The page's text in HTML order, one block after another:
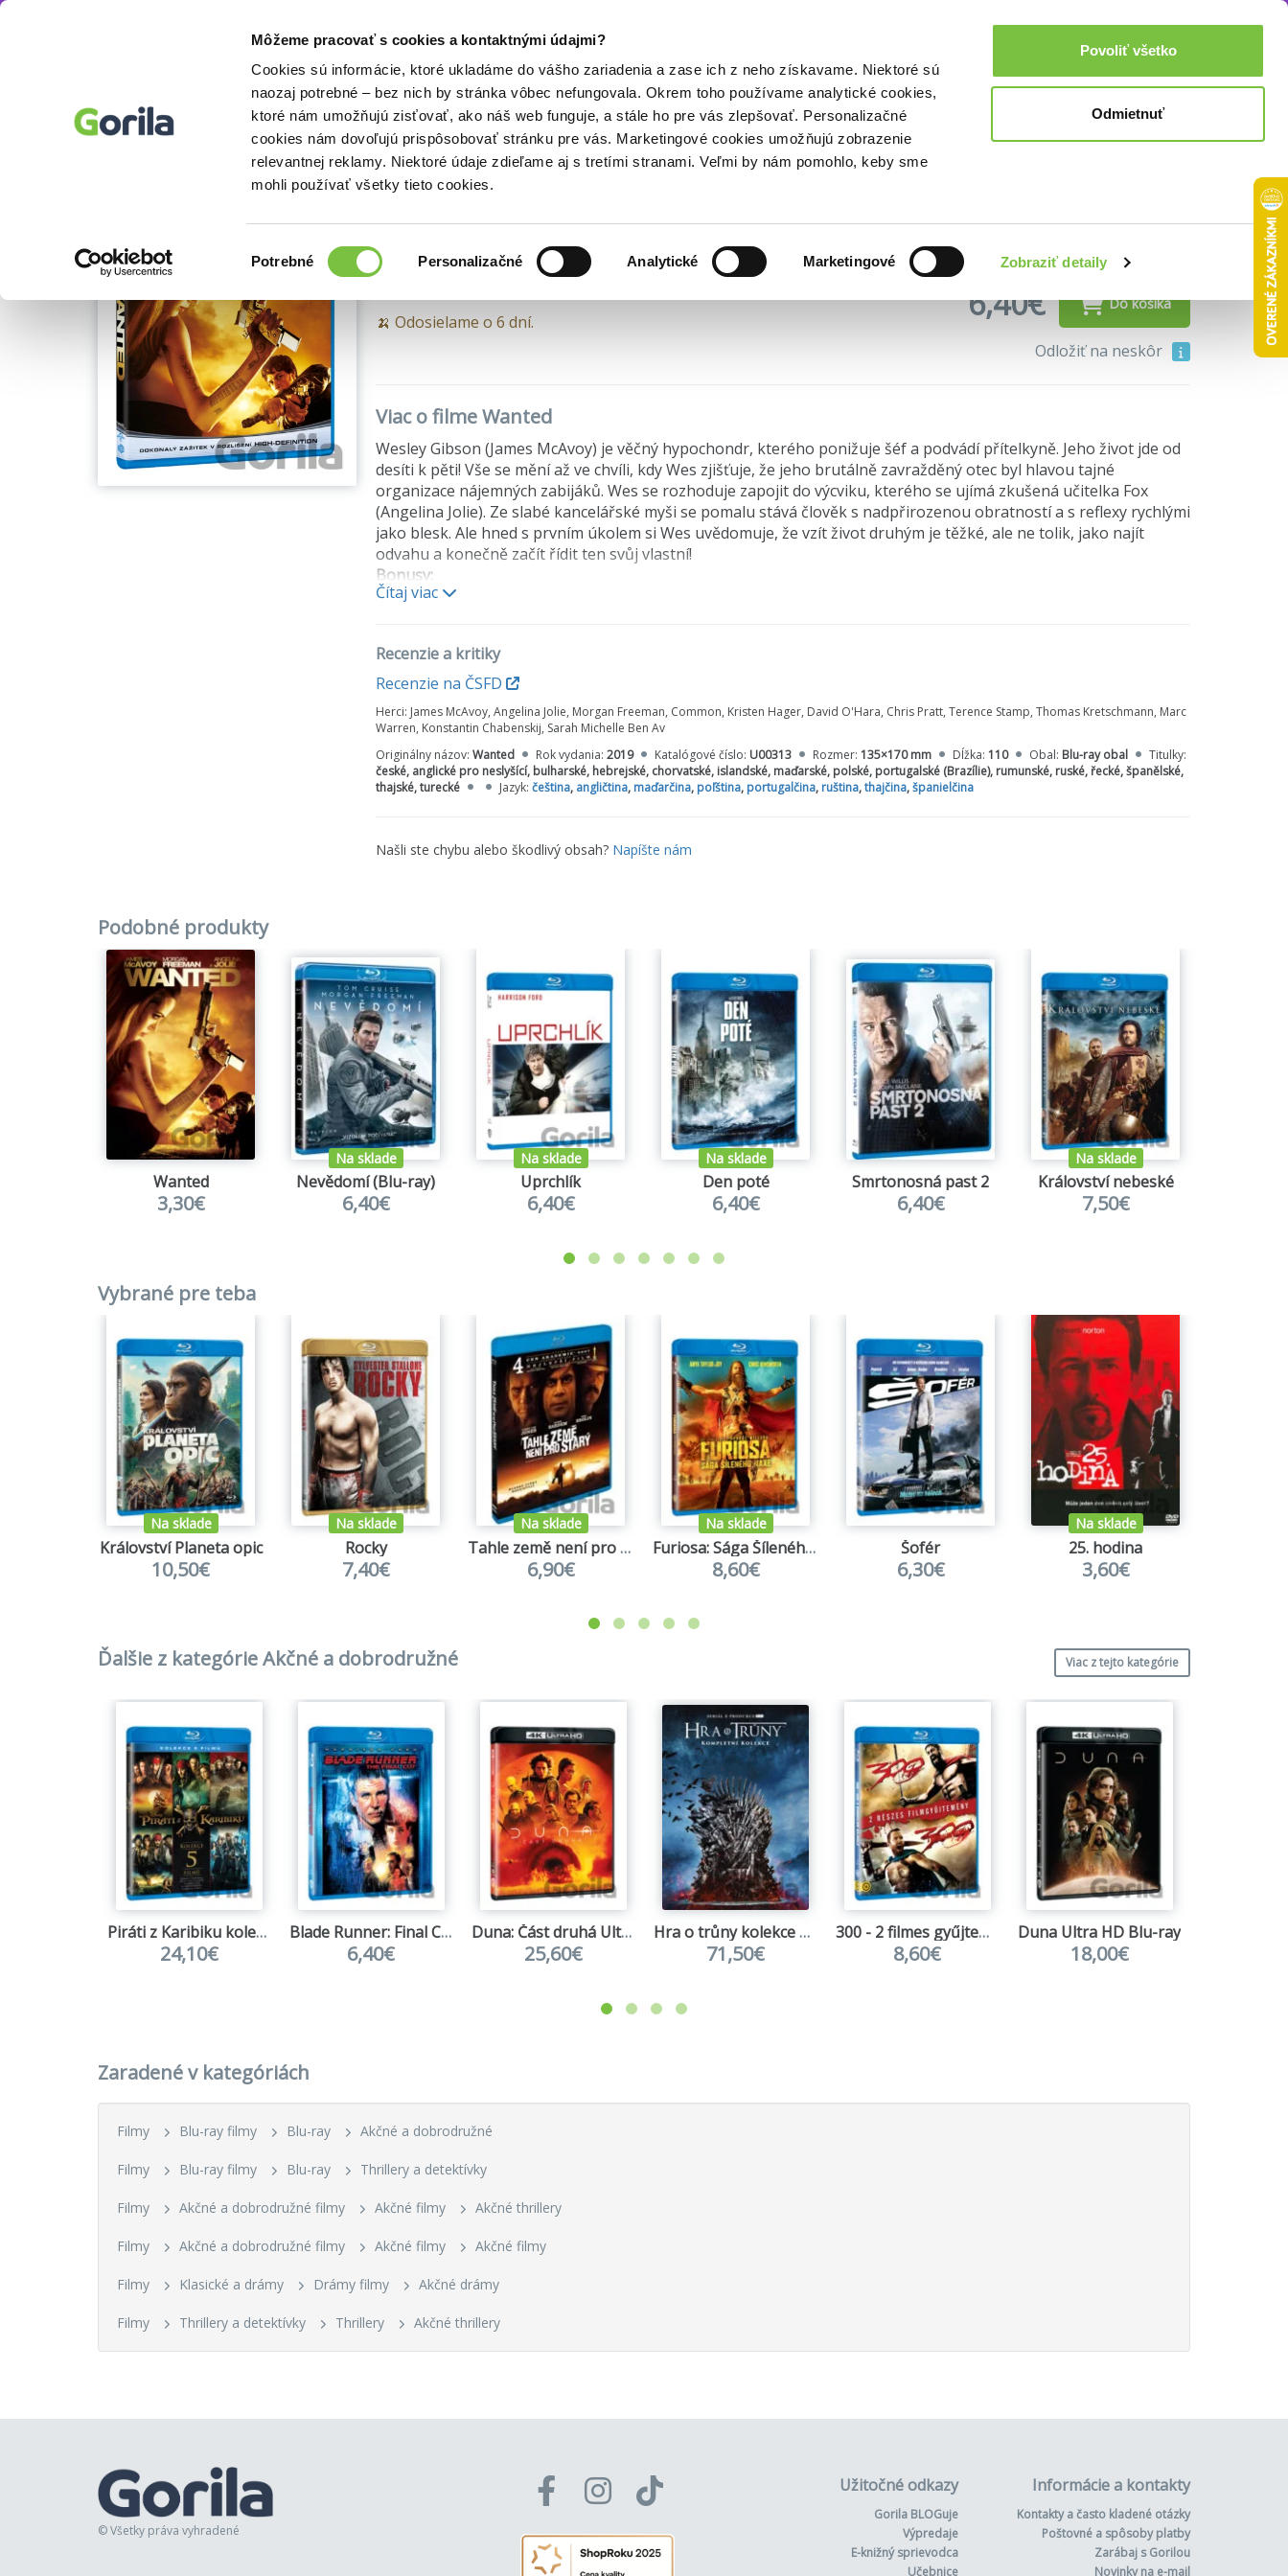
Môžeme pracovať s cookies a kontaktnými údajmi?
Cookies sú informácie, ktoré ukladáme do vášho zariadenia a zase ich z neho získavame. Niektoré sú
naozaj potrebné – bez nich by stránka vôbec nefungovala. Okrem toho používame analytické cookies,
ktoré nám umožňujú zisťovať, ako náš web funguje, a stále ho pre vás zlepšovať. Personalizačné
cookies nám dovoľujú prispôsobovať stránku pre vás. Marketingové cookies umožňujú zobrazenie
relevantnej reklamy. Niektoré údaje zdieľame aj s tretími stranami. Veľmi by nám pomohlo, keby sme
mohli používať všetky tieto cookies.
súhlasu
Potrebné Personalizačné Analytické Marketingové Zobraziť detaily
Povoliť všetko
Odmietnuť
Doplnky Prihlásenie 0,00€
Blu-ray filmy Blu-ray Akčné a dobrodružné Wanted Akcie a zľavy
Ukážka
Blu-ray (6,40€) DVD (3,99€) DVD (3,30€)
Wanted
🍌 Odosielame o 6 dní. 6,40€ Do košíka
Odložiť na neskôr
Viac o filme Wanted
Wesley Gibson (James McAvoy) je věčný hypochondr, kterého ponižuje šéf a podvádí přítelkyně. Jeho život jde od
desíti k pěti! Vše se mění až ve chvíli, kdy Wes zjišťuje, že jeho brutálně zavražděný otec byl hlavou tajné
organizace nájemných zabijáků. Wes se rozhoduje zapojit do výcviku, kterého se ujímá zkušená učitelka Fox
(Angelina Jolie). Ze slabé kancelářské myši se pomalu stává člověk s nadpřirozenou obratností a s reflexy rychlými
jako blesk. Ale hned s prvním úkolem si Wes uvědomuje, že vzít život druhým je těžké, ale ne tolik, jako najít
odvahu a konečně začít řídit ten svůj vlastní!
Bonusy:
Alternativní úvod
Speciální efekty: Umění nemožného
Průlomové obrazové efekty: Od představy ke skutečnosti
Počátky Wanted: Probuzení obrazového románu k životu
Očima vizionářského režiséra Timura Bekmambetova
Z natáčení filmu Wanted: Hra
Prodloužené scény
Čítaj viac
Recenzie a kritiky
Recenzie na ČSFD
Herci: James McAvoy, Angelina Jolie, Morgan Freeman, Common, Kristen Hager, David O'Hara, Chris Pratt, Terence Stamp, Thomas Kretschmann, Marc
Warren, Konstantin Chabenskij, Sarah Michelle Ben Av
Originálny názov: Wanted Rok vydania: 2019 Katalógové číslo: U00313 Rozmer: 135×170 mm Dĺžka: 110 Obal: Blu-ray obal
Titulky:
české, anglické pro neslyšící, bulharské, hebrejské, chorvatské, islandské, maďarské, polské, portugalské (Brazílie), rumunské, ruské, řecké, španělské,
thajské, turecké
Jazyk: čeština, angličtina, maďarčina, poľština, portugalčina, ruština,thajčina,španielčina
Našli ste chybu alebo škodlivý obsah? Napíšte nám
Podobné produkty
Wanted
3,30€
Na sklade
Nevědomí (Blu-ray)
6,40€
Na sklade
Uprchlík
6,40€
Na sklade
Den poté
6,40€
Smrtonosná past 2
6,40€
Na sklade
Království nebeské
7,50€
Vybrané pre teba
Na sklade
Království Planeta opic
10,50€
Na sklade
Rocky
7,40€
Na sklade
Tahle země není pro starý (Blu-ray)
6,90€
Na sklade
Furiosa: Sága Šíleného Maxe
8,60€
Šofér
6,30€
Na sklade
25. hodina
3,60€
Ďalšie z kategórie Akčné a dobrodružné Viac z tejto kategórie
Piráti z Karibiku kolekce 1.-5.
24,10€
Blade Runner: Final Cut
6,40€
Duna: Část druhá Ultra HD Blu-ray
25,60€
Hra o trůny kolekce 1.-8. série
71,50€
300 - 2 filmes gyűjtemény 2BD (HU)
8,60€
Duna Ultra HD Blu-ray
18,00€
Zaradené v kategóriách
Filmy Blu-ray filmy Blu-ray Akčné a dobrodružné
Filmy Blu-ray filmy Blu-ray Thrillery a detektívky
Filmy Akčné a dobrodružné filmy Akčné filmy Akčné thrillery
Filmy Akčné a dobrodružné filmy Akčné filmy Akčné filmy
Filmy Klasické a drámy Drámy filmy Akčné drámy
Filmy Thrillery a detektívky Thrillery Akčné thrillery
© Všetky práva vyhradené
Užitočné odkazy
Gorila BLOGuje
Výpredaje
E-knižný sprievodca
Učebnice
Informácie a kontakty
Kontakty a často kladené otázky
Poštovné a spôsoby platby
Zarábaj s Gorilou
Novinky na e-mail